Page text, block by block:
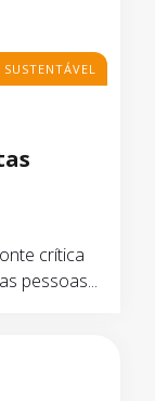
crítica
pessoas...